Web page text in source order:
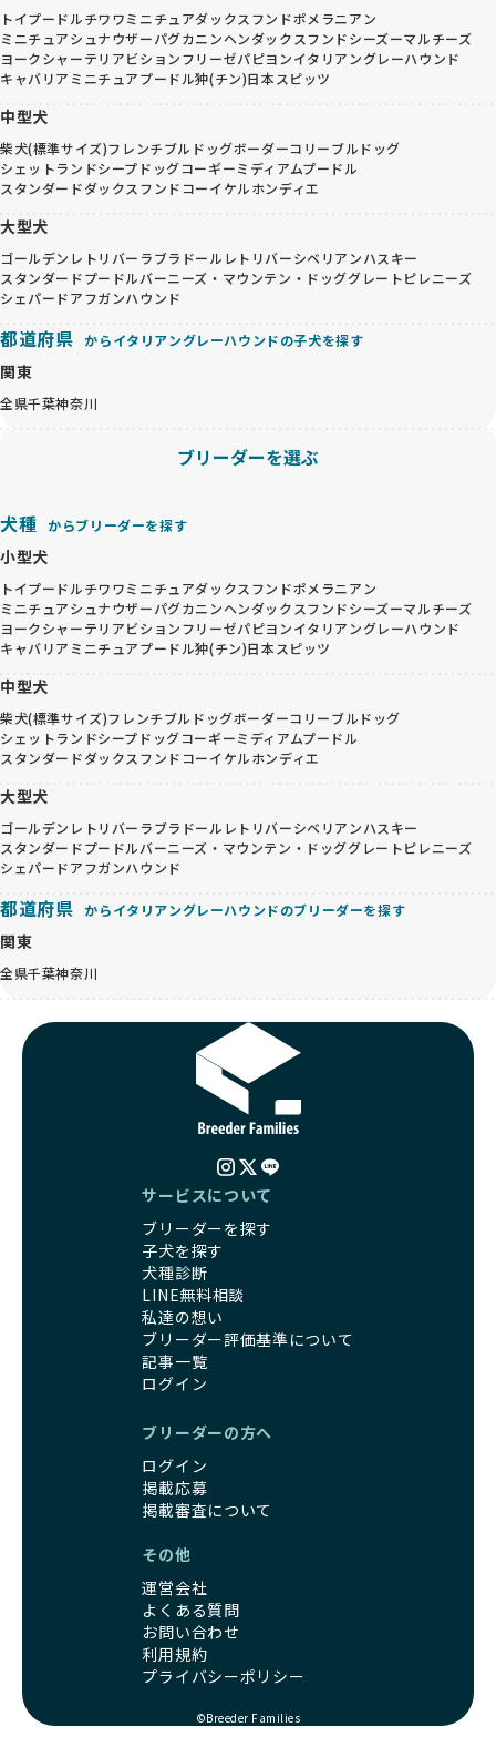
トイプードルチワワミニチュアダックスフンドポメラニアン
ミニチュアシュナウザーパグカニンヘンダックスフンドシーズーマルチーズ
ヨークシャーテリアビションフリーゼパピヨンイタリアングレーハウンド
キャバリア ミニチュアプードル狆(チン)日本スピッツ
中型犬
柴犬(標準サイズ)フレンチブルドッグボーダーコリーブルドッグ
シェットランドシープドッグコーギーミディアムプードル
スタンダードダックスフンドコーイケルホンディエ
大型犬
ゴールデンレトリバー ラブラドールレトリバーシベリアンハスキー
スタンダードプードルバーニーズ・マウンテン・ドッググレートピレニーズ
シェパードアフガンハウンド
都道府県 からイタリアングレーハウンドの子犬を探す
関東
全県千葉神奈川
ブリーダーを選ぶ
犬種 からブリーダーを探す
小型犬
トイプードルチワワミニチュアダックスフンドポメラニアン
ミニチュアシュナウザーパグカニンヘンダックスフンドシーズーマルチーズ
ヨークシャーテリアビションフリーゼパピヨンイタリアングレーハウンド
キャバリア ミニチュアプードル狆(チン)日本スピッツ
中型犬
柴犬(標準サイズ)フレンチブルドッグボーダーコリーブルドッグ
シェットランドシープドッグコーギーミディアムプードル
スタンダードダックスフンドコーイケルホンディエ
大型犬
ゴールデンレトリバー ラブラドールレトリバーシベリアンハスキー
スタンダードプードルバーニーズ・マウンテン・ドッググレートピレニーズ
シェパードアフガンハウンド
都道府県 からイタリアングレーハウンドのブリーダーを探す
関東
全県千葉神奈川
サービスについて
ブリーダーを探す
子犬を探す
犬種診断
LINE無料相談
私達の想い
ブリーダー評価基準について
記事一覧
ログイン
ブリーダーの方へ
ログイン
掲載応募
掲載審査について
その他
運営会社
よくある質問
お問い合わせ
利用規約
プライバシーポリシー
©Breeder Families